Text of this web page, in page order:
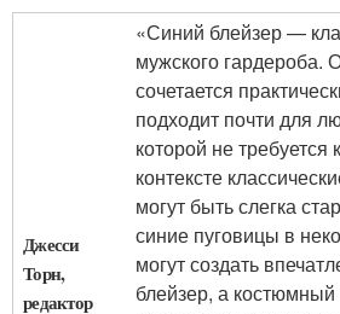
Джесси
Торн,
редактор
«Синий блейзер —
мужского гардероба.
сочетается
подходит почти для
которой не
контексте
могут быть слегка
синие пуговицы в
могут создать
блейзер, а